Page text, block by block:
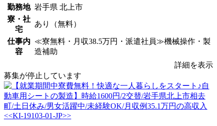
勤務地 岩手県 北上市
寮・社
宅
あり（無料）
仕事内
容
≪寮無料・月収38.5万円・派遣社員≫機械操作・製
造補助
詳細を表示
募集が停止しています